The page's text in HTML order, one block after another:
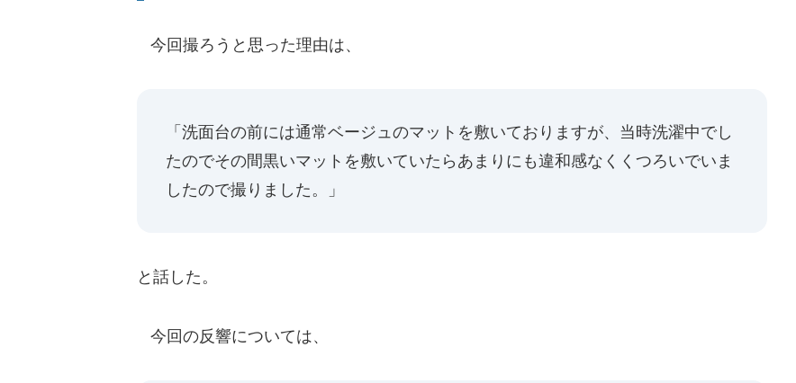
今回撮ろうと思った理由は、
「洗面台の前には通常ベージュのマットを敷いておりますが、当時洗濯中でし
たのでその間黒いマットを敷いていたらあまりにも違和感なくくつろいでいま
したので撮りました。」
と話した。
今回の反響については、